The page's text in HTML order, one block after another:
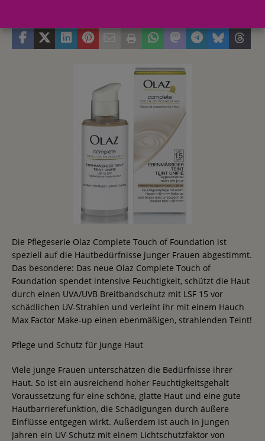
Die Pflegeserie Olaz Complete Touch of Foundation ist
speziell auf die Hautbedürfnisse junger Frauen abgestimmt.
Das besondere: Das neue Olaz Complete Touch of
Foundation spendet intensive Feuchtigkeit, schützt die Haut
durch einen UVA/UVB Breitbandschutz mit LSF 15 vor
schädlichen UV-Strahlen und verleiht ihr mit einem Hauch
Max Factor Make-up einen ebenmäßigen, strahlenden Teint!
Pflege und Schutz für junge Haut
Viele junge Frauen unterschätzen die Bedürfnisse ihrer
Haut. So ist ein ausreichend hoher Feuchtigkeitsgehalt
Voraussetzung für eine schöne, glatte Haut und eine gute
Hautbarrierefunktion, die Schädigungen durch äußere
Einflüsse entgegen wirkt. Außerdem ist auch in jungen
Jahren ein UV-Schutz mit einem Lichtschutzfaktor von